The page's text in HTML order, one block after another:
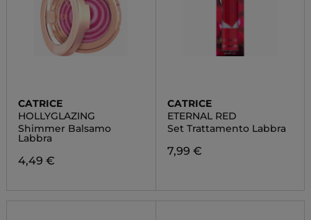
CATRICE
HOLLYGLAZING
Shimmer Balsamo
Labbra
4,49 €
CATRICE
ETERNAL RED
Set Trattamento Labbra
7,99 €